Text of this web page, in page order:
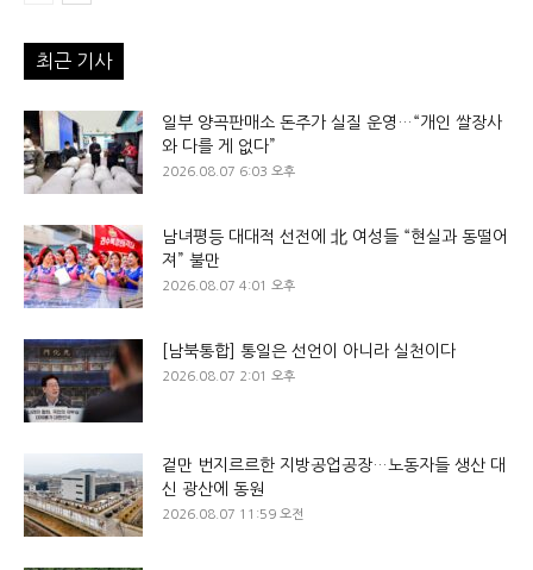
최근 기사
일부 양곡판매소 돈주가 실질 운영…“개인 쌀장사
와 다를 게 없다”
2026.08.07 6:03 오후
남녀평등 대대적 선전에 北 여성들 “현실과 동떨어
져” 불만
2026.08.07 4:01 오후
[남북통합] 통일은 선언이 아니라 실천이다
2026.08.07 2:01 오후
겉만 번지르르한 지방공업공장…노동자들 생산 대
신 광산에 동원
2026.08.07 11:59 오전